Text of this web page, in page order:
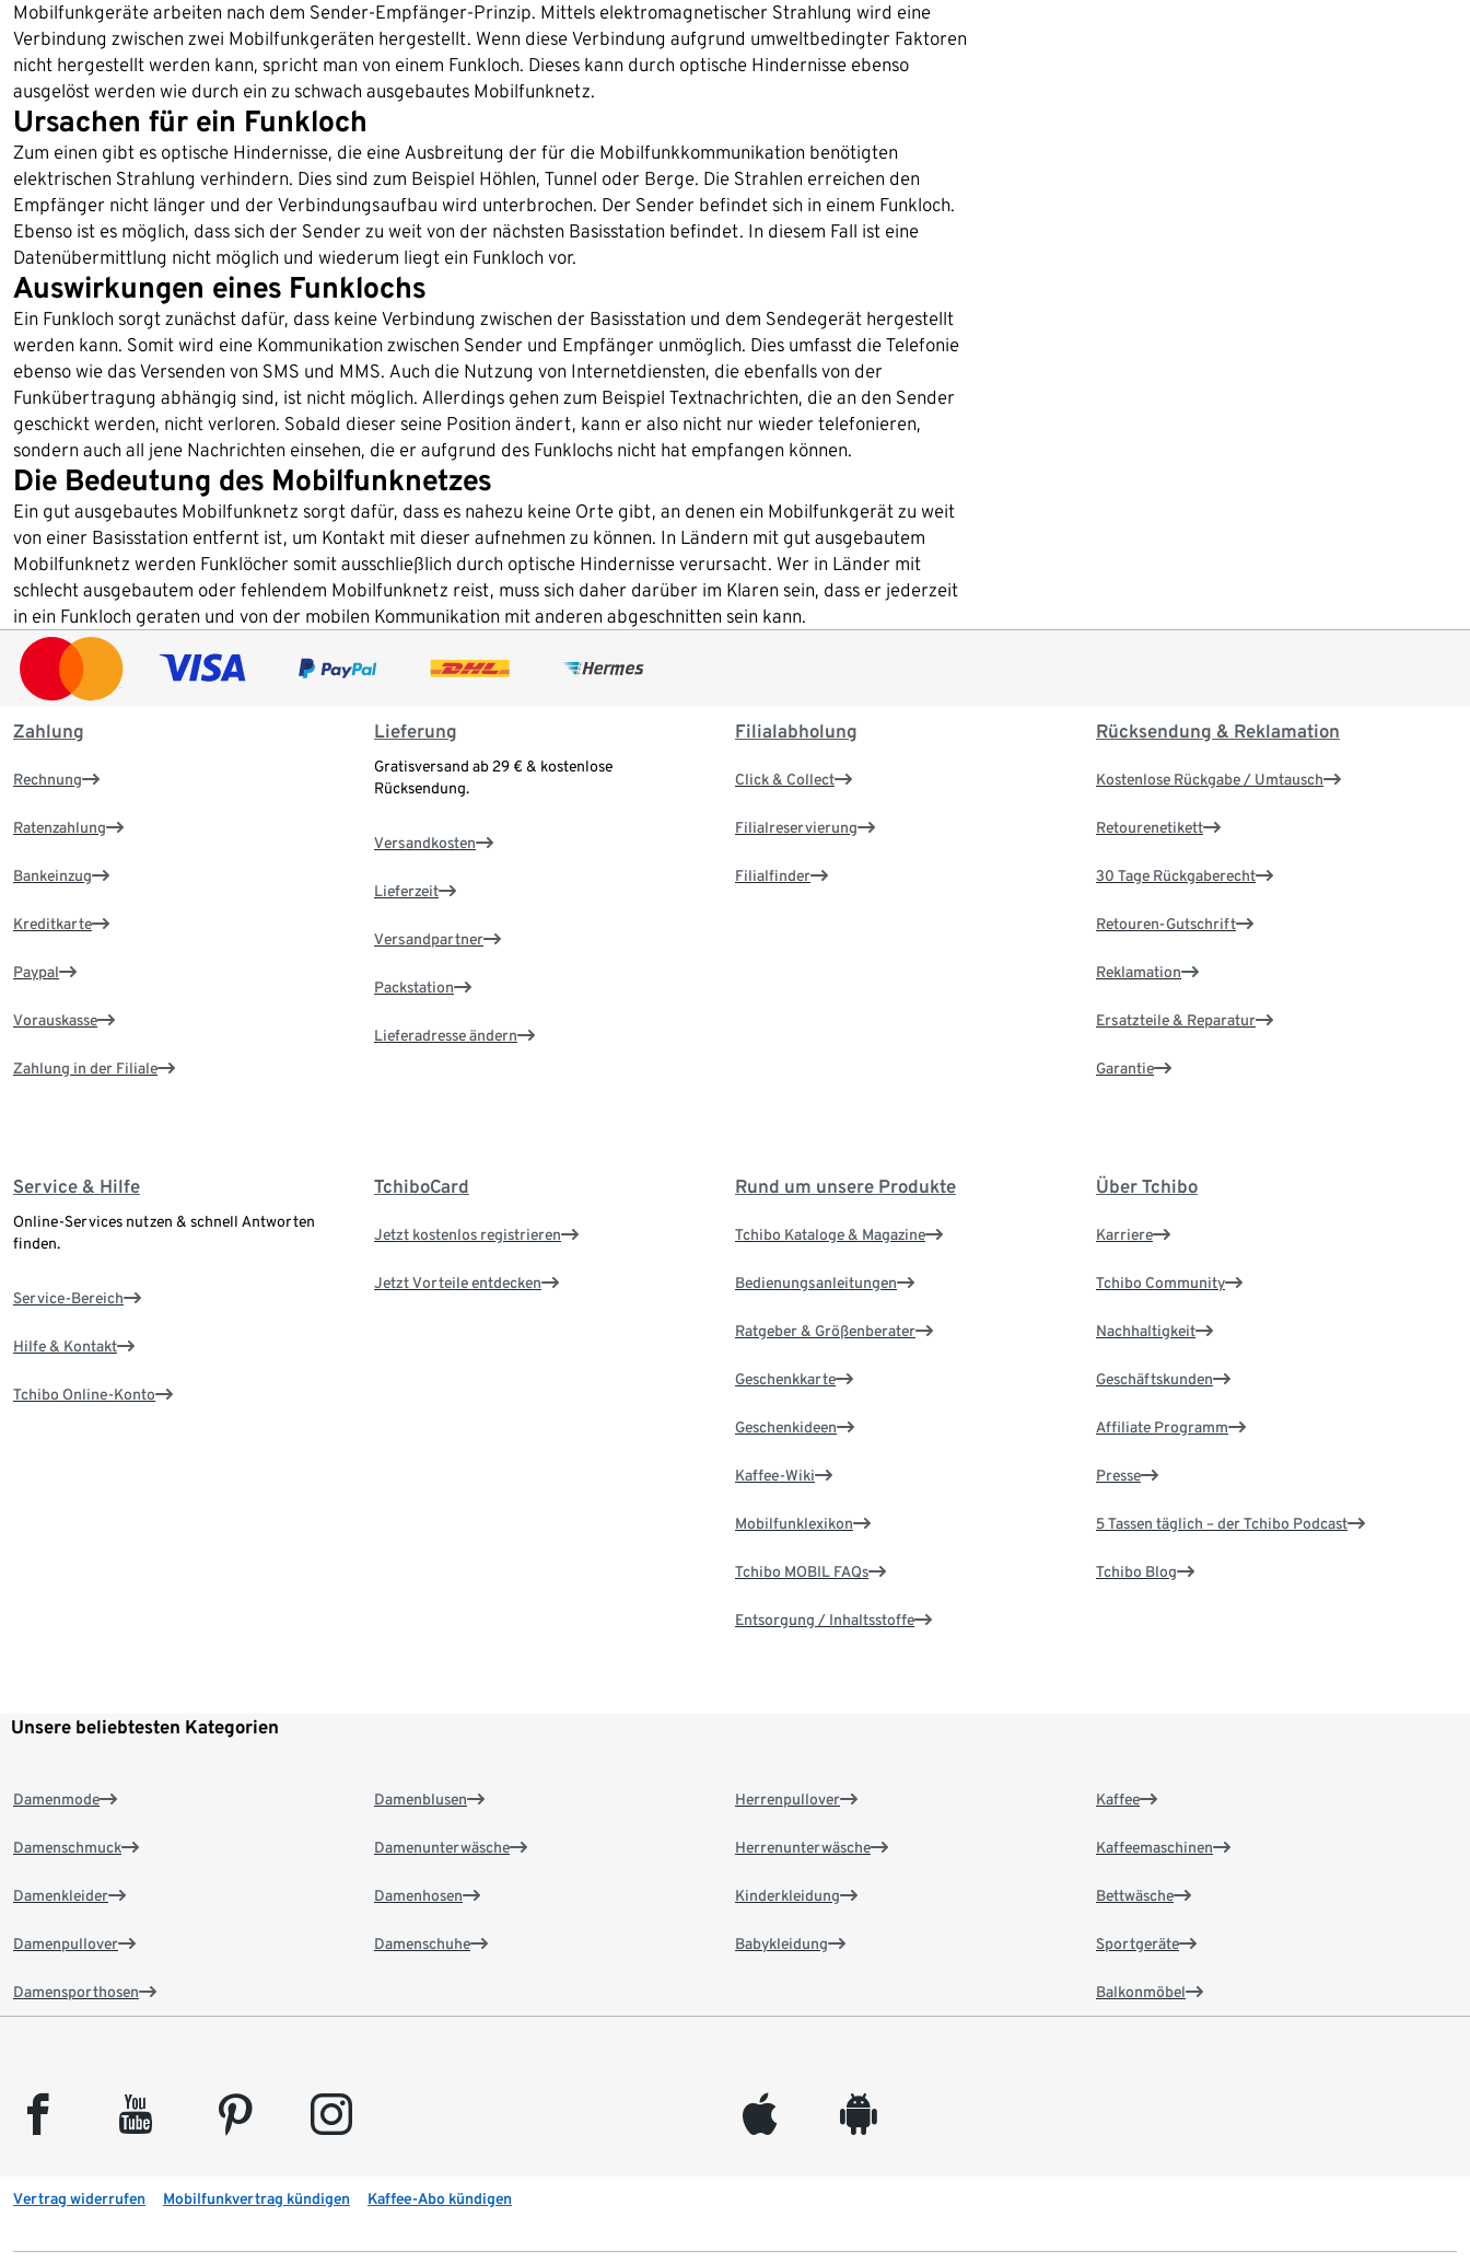
Mobilfunkgeräte arbeiten nach dem Sender-Empfänger-Prinzip. Mittels elektromagnetischer Strahlung wird eine
Verbindung zwischen zwei Mobilfunkgeräten hergestellt. Wenn diese Verbindung aufgrund umweltbedingter Faktoren
nicht hergestellt werden kann, spricht man von einem Funkloch. Dieses kann durch optische Hindernisse ebenso
ausgelöst werden wie durch ein zu schwach ausgebautes Mobilfunknetz.
Ursachen für ein Funkloch
Zum einen gibt es optische Hindernisse, die eine Ausbreitung der für die Mobilfunkkommunikation benötigten
elektrischen Strahlung verhindern. Dies sind zum Beispiel Höhlen, Tunnel oder Berge. Die Strahlen erreichen den
Empfänger nicht länger und der Verbindungsaufbau wird unterbrochen. Der Sender befindet sich in einem Funkloch.
Ebenso ist es möglich, dass sich der Sender zu weit von der nächsten Basisstation befindet. In diesem Fall ist eine
Datenübermittlung nicht möglich und wiederum liegt ein Funkloch vor.
Auswirkungen eines Funklochs
Ein Funkloch sorgt zunächst dafür, dass keine Verbindung zwischen der Basisstation und dem Sendegerät hergestellt
werden kann. Somit wird eine Kommunikation zwischen Sender und Empfänger unmöglich. Dies umfasst die Telefonie
ebenso wie das Versenden von SMS und MMS. Auch die Nutzung von Internetdiensten, die ebenfalls von der
Funkübertragung abhängig sind, ist nicht möglich. Allerdings gehen zum Beispiel Textnachrichten, die an den Sender
geschickt werden, nicht verloren. Sobald dieser seine Position ändert, kann er also nicht nur wieder telefonieren,
sondern auch all jene Nachrichten einsehen, die er aufgrund des Funklochs nicht hat empfangen können.
Die Bedeutung des Mobilfunknetzes
Ein gut ausgebautes Mobilfunknetz sorgt dafür, dass es nahezu keine Orte gibt, an denen ein Mobilfunkgerät zu weit
von einer Basisstation entfernt ist, um Kontakt mit dieser aufnehmen zu können. In Ländern mit gut ausgebautem
Mobilfunknetz werden Funklöcher somit ausschließlich durch optische Hindernisse verursacht. Wer in Länder mit
schlecht ausgebautem oder fehlendem Mobilfunknetz reist, muss sich daher darüber im Klaren sein, dass er jederzeit
in ein Funkloch geraten und von der mobilen Kommunikation mit anderen abgeschnitten sein kann.
Zahlung
Rechnung
Ratenzahlung
Bankeinzug
Kreditkarte
Paypal
Vorauskasse
Zahlung in der Filiale
Lieferung
Gratisversand ab 29 € & kostenlose
Rücksendung.
Versandkosten
Lieferzeit
Versandpartner
Packstation
Lieferadresse ändern
Filialabholung
Click & Collect
Filialreservierung
Filialfinder
Rücksendung & Reklamation
Kostenlose Rückgabe / Umtausch
Retourenetikett
30 Tage Rückgaberecht
Retouren-Gutschrift
Reklamation
Ersatzteile & Reparatur
Garantie
Service & Hilfe
Online-Services nutzen & schnell Antworten
finden.
Service-Bereich
Hilfe & Kontakt
Tchibo Online-Konto
TchiboCard
Jetzt kostenlos registrieren
Jetzt Vorteile entdecken
Rund um unsere Produkte
Tchibo Kataloge & Magazine
Bedienungsanleitungen
Ratgeber & Größenberater
Geschenkkarte
Geschenkideen
Kaffee-Wiki
Mobilfunklexikon
Tchibo MOBIL FAQs
Entsorgung / Inhaltsstoffe
Über Tchibo
Karriere
Tchibo Community
Nachhaltigkeit
Geschäftskunden
Affiliate Programm
Presse
5 Tassen täglich – der Tchibo Podcast
Tchibo Blog
Unsere beliebtesten Kategorien
Damenmode
Damenschmuck
Damenkleider
Damenpullover
Damensporthosen
Damenblusen
Damenunterwäsche
Damenhosen
Damenschuhe
Herrenpullover
Herrenunterwäsche
Kinderkleidung
Babykleidung
Kaffee
Kaffeemaschinen
Bettwäsche
Sportgeräte
Balkonmöbel
facebook youtube pinterest instagram appleinc android
Vertrag widerrufen Mobilfunkvertrag kündigen Kaffee-Abo kündigen